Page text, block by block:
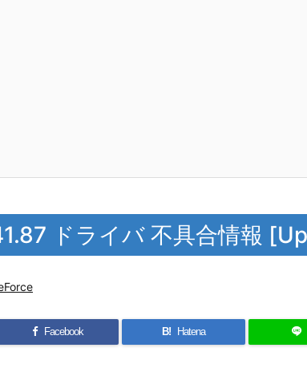
ドライバ 不具合情報
Facebook B! Hatena